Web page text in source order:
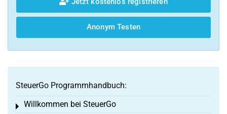
Anonym Testen
SteuerGo Programmhandbuch:
Willkommen bei SteuerGo
Toggle menu